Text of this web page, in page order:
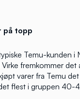
på topp
Temu-kunden i
fremkommer det
varer fra Temu
flest i gruppen 40-